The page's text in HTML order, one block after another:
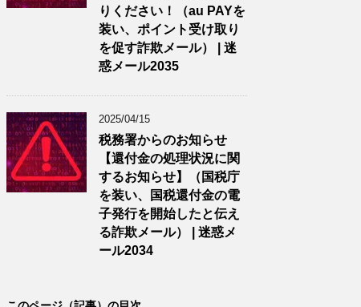
りください！（au PAYを
装い、ポイント受け取り
を促す詐欺メール） | 迷
惑メール2035
2025/04/15
税務署からのお知らせ
【還付金の処理状況に関
するお知らせ】（国税庁
を装い、国税還付金の電
子発行を開始したと伝え
る詐欺メール） | 迷惑メ
ール2034